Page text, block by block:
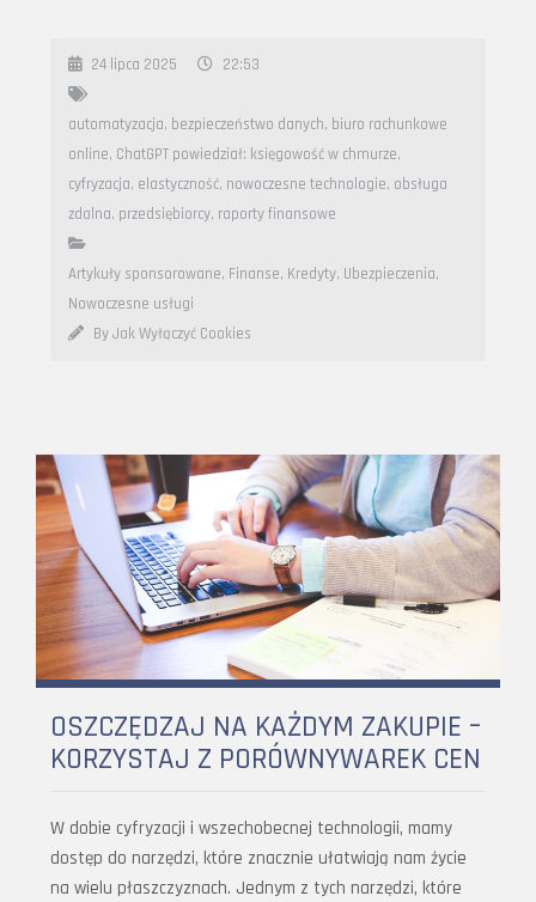
24 lipca 2025 22:53
automatyzacja, bezpieczeństwo danych, biuro rachunkowe
online, ChatGPT powiedział: księgowość w chmurze,
cyfryzacja, elastyczność, nowoczesne technologie, obsługa
zdalna, przedsiębiorcy, raporty finansowe
Artykuły sponsorowane, Finanse, Kredyty, Ubezpieczenia,
Nowoczesne usługi
By Jak Wyłączyć Cookies
OSZCZĘDZAJ NA KAŻDYM ZAKUPIE –
KORZYSTAJ Z PORÓWNYWAREK CEN
W dobie cyfryzacji i wszechobecnej technologii, mamy
dostęp do narzędzi, które znacznie ułatwiają nam życie
na wielu płaszczyznach. Jednym z tych narzędzi, które